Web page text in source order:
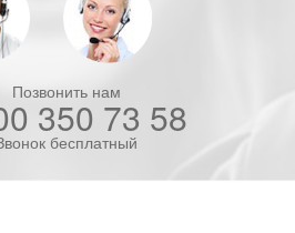
Позвонить нам
350 73 58
бесплатный